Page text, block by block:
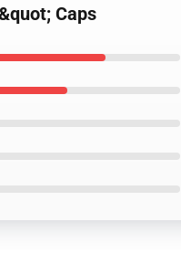
Caps